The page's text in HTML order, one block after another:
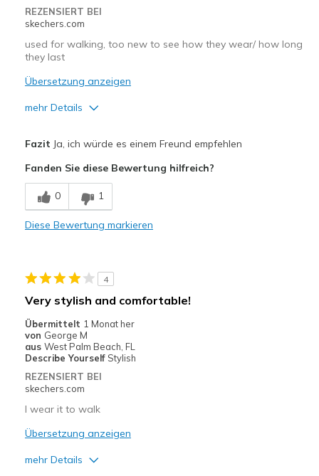
REZENSIERT BEI
skechers.com
used for walking, too new to see how they wear/ how long
they last
Übersetzung anzeigen
mehr Details
Comfortable
Geeignete Verwendung
walking
Sizing
Feels true to size
View On Shoes
Shoes are for Wearing
Fazit Ja, ich würde es einem Freund empfehlen
Fanden Sie diese Bewertung hilfreich?
0 1
Diese Bewertung markieren
4
Very stylish and comfortable!
Übermittelt 1 Monat her
von George M
aus West Palm Beach, FL
Describe Yourself Stylish
REZENSIERT BEI
skechers.com
I wear it to walk
Übersetzung anzeigen
mehr Details